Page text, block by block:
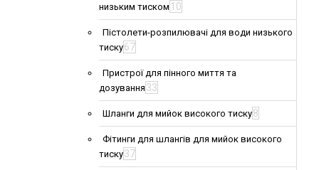
низьким тиском 10
Пістолети-розпилювачі для води низького
тиску67
Пристрої для пінного миття та
дозування 33
Шланги для мийок високого тиску8
Фітинги для шлангів для мийок високого
тиску37